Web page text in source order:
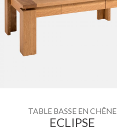
TABLE BASSE EN CHÊNE
ECLIPSE